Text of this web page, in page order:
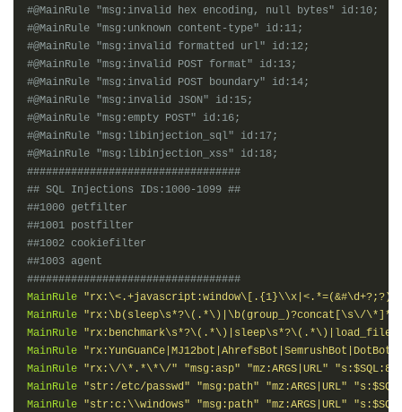
#@MainRule "msg:invalid hex encoding, null bytes" id:10;
#@MainRule "msg:unknown content-type" id:11;
#@MainRule "msg:invalid formatted url" id:12;
#@MainRule "msg:invalid POST format" id:13;
#@MainRule "msg:invalid POST boundary" id:14;
#@MainRule "msg:invalid JSON" id:15;
#@MainRule "msg:empty POST" id:16;
#@MainRule "msg:libinjection_sql" id:17;
#@MainRule "msg:libinjection_xss" id:18;
##################################
## SQL Injections IDs:1000-1099 ##
##1000 getfilter
##1001 postfilter
##1002 cookiefilter
##1003 agent
##################################
MainRule
MainRule "rx:\b(sleep\s*?\(.*\)|\b(group_)?concat[\s\/
MainRule
MainRule
MainRule "rx:\/\*.*\*\/" "msg:asp" "mz:ARGS|URL" "s:$SQL:8"
MainRule "str:/etc/passwd" "msg:path" "mz:ARGS|URL"
MainRule "str:c:\\windows" "msg:path" "mz:ARGS|URL"